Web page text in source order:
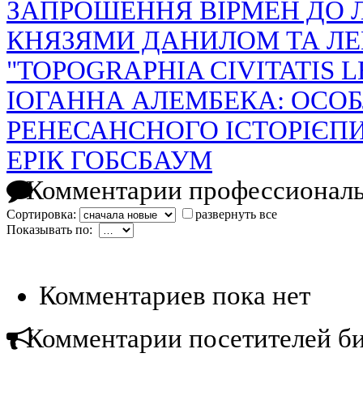
ЗАПРОШЕННЯ ВІРМЕН ДО
КНЯЗЯМИ ДАНИЛОМ ТА
"TOPOGRAPHIA CIVITATIS
ІОГАННА АЛЕМБЕКА:
РЕНЕСАНСНОГО
ЕРІК ГОБСБАУМ
Комментарии
Сортировка:
развернуть все
Показывать по:
Комментариев пока нет
Комментарии посетителей